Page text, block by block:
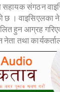
संगठन
। वाइसिएलका
हुन आग्रह
नेता तथा